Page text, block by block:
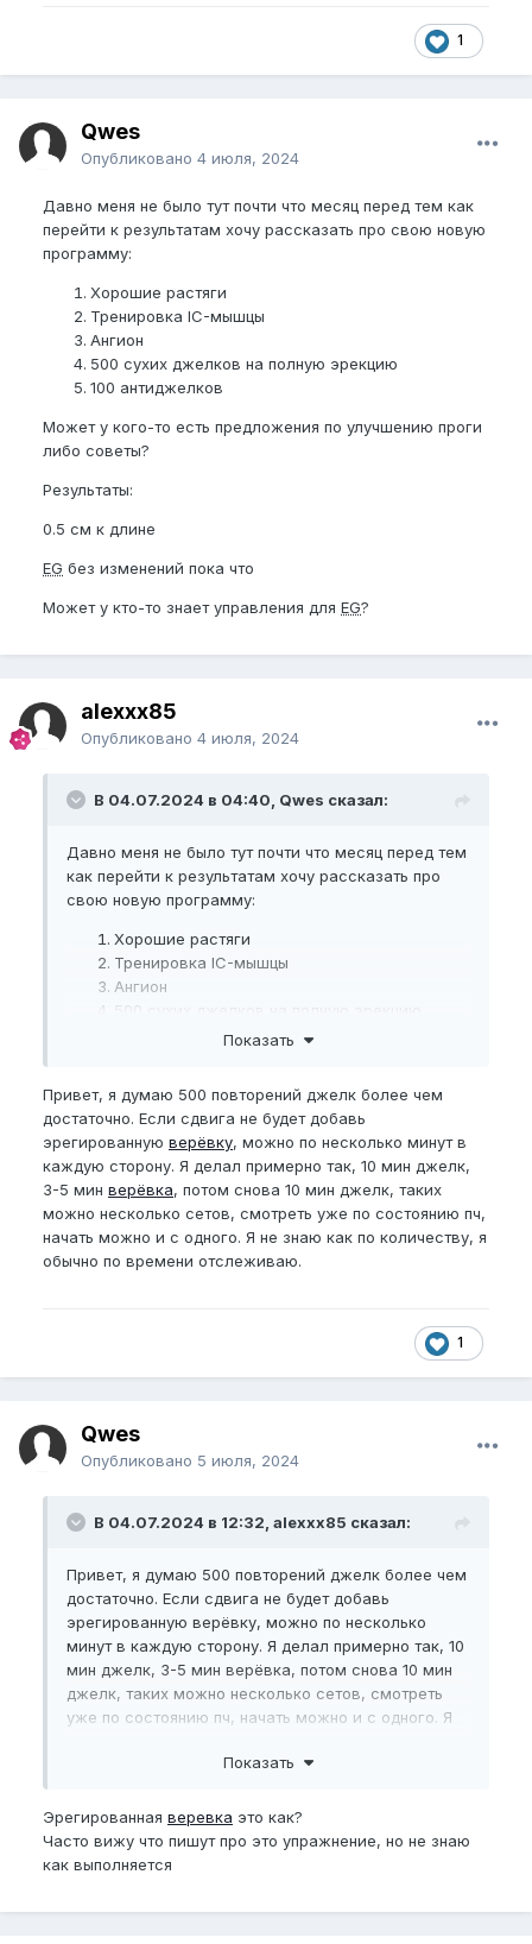
1
Qwes
Опубликовано 4 июля, 2024
Давно меня не было тут почти что месяц перед тем как
перейти к результатам хочу рассказать про свою новую
программу:
Хорошие растяги
Тренировка IC-мышцы
Ангион
500 сухих джелков на полную эрекцию
100 антиджелков
Может у кого-то есть предложения по улучшению проги
либо советы?
Результаты:
0.5 см к длине
EG без изменений пока что
Может у кто-то знает управления для EG?
alexxx85
Опубликовано 4 июля, 2024
В 04.07.2024 в 04:40, Qwes сказал:
Давно меня не было тут почти что месяц перед тем
как перейти к результатам хочу рассказать про
свою новую программу:
Хорошие растяги
Тренировка IC-мышцы
Ангион
500 сухих джелков на полную эрекцию
100 антиджелков
проги либо советы?
Результаты:
0.5 см к длине
EGбез изменений пока что
Показать
Привет, я думаю 500 повторений джелк более чем
достаточно. Если сдвига не будет добавь
эрегированную верёвку, можно по несколько минут в
каждую сторону. Я делал примерно так, 10 мин джелк,
3-5 мин верёвка, потом снова 10 мин джелк, таких
можно несколько сетов, смотреть уже по состоянию пч,
начать можно и с одного. Я не знаю как по количеству, я
обычно по времени отслеживаю.
1
Qwes
Опубликовано 5 июля, 2024
В 04.07.2024 в 12:32, alexxx85 сказал:
Привет, я думаю 500 повторений джелк более чем
достаточно. Если сдвига не будет добавь
эрегированную верёвку, можно по несколько
минут в каждую сторону. Я делал примерно так, 10
мин джелк, 3-5 мин верёвка, потом снова 10 мин
джелк, таких можно несколько сетов, смотреть
уже по состоянию пч, начать можно и с одного. Я
Показать
Эрегированная веревка это как?
Часто вижу что пишут про это упражнение, но не знаю
как выполняется